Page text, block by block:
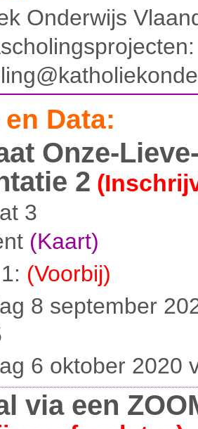
Onderwijs
Data:
Onze-
2
3
(Kaart)
(Voorbij)
8 september
6 oktober 2020
via een